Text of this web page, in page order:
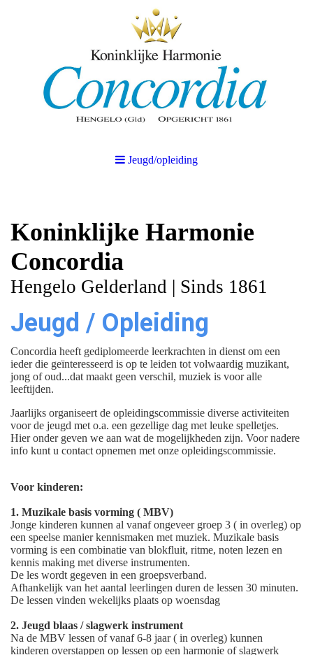
Jeugd/opleiding
Koninklijke Harmonie
Concordia
Hengelo Gelderland | Sinds 1861
Jeugd / Opleiding
Concordia heeft gediplomeerde leerkrachten in dienst om een
ieder die geïnteresseerd is op te leiden tot volwaardig muzikant,
jong of oud...dat maakt geen verschil, muziek is voor alle
leeftijden.
Jaarlijks organiseert de opleidingscommissie diverse activiteiten
voor de jeugd met o.a. een gezellige dag met leuke spelletjes.
Hier onder geven we aan wat de mogelijkheden zijn. Voor nadere
info kunt u contact opnemen met onze opleidingscommissie.
Voor kinderen:
1. Muzikale basis vorming ( MBV)
Jonge kinderen kunnen al vanaf ongeveer groep 3 ( in overleg) op
een speelse manier kennismaken met muziek. Muzikale basis
vorming is een combinatie van blokfluit, ritme, noten lezen en
kennis making met diverse instrumenten.
De les wordt gegeven in een groepsverband.
Afhankelijk van het aantal leerlingen duren de lessen 30 minuten.
De lessen vinden wekelijks plaats op woensdag
2. Jeugd blaas / slagwerk instrument
Na de MBV lessen of vanaf 6-8 jaar ( in overleg) kunnen
kinderen overstappen op lessen op een harmonie of slagwerk